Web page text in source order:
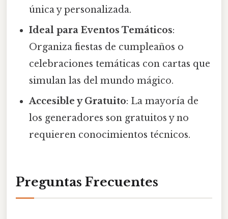
única y personalizada.
Ideal para Eventos Temáticos:
Organiza fiestas de cumpleaños o
celebraciones temáticas con cartas que
simulan las del mundo mágico.
Accesible y Gratuito: La mayoría de
los generadores son gratuitos y no
requieren conocimientos técnicos.
Preguntas Frecuentes